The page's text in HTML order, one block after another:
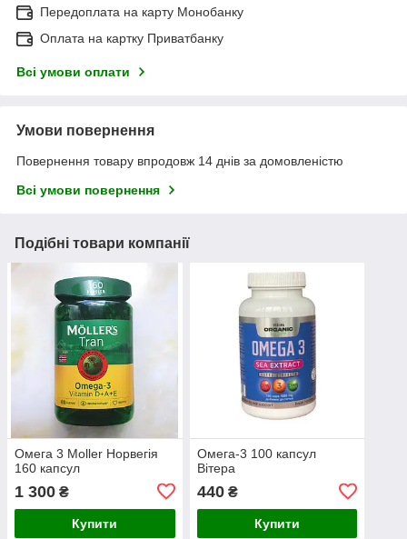
Передоплата на карту Монобанку
Оплата на картку Приватбанку
Всі умови оплати
Умови повернення
Повернення товару впродовж 14 днів за домовленістю
Всі умови повернення
Подібні товари компанії
Омега 3 Moller Норвегія
160 капсул
1 300 ₴
Купити
Омега-3 100 капсул
Вітера
440₴
Купити